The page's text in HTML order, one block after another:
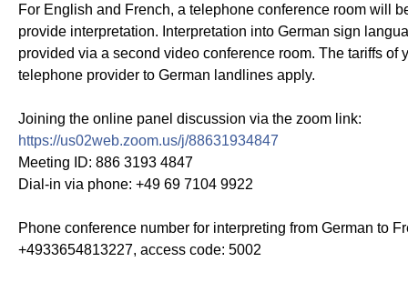
For English and French, a telephone conference room will
provide interpretation. Interpretation into German sign
provided via a second video conference room. The tariffs of
telephone provider to German landlines apply.
Joining the online panel discussion via the zoom link:
https://us02web.zoom.us/j/88631934847
Meeting ID: 886 3193 4847
Dial-in via phone: +49 69 7104 9922
Phone conference number for interpreting from German to
+4933654813227, access code: 5002